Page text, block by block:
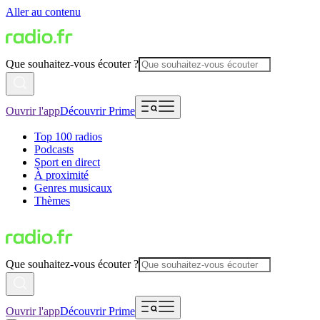
Aller au contenu
Que souhaitez-vous écouter ?
Ouvrir l'appDécouvrir Prime
Top 100 radios
Podcasts
Sport en direct
À proximité
Genres musicaux
Thèmes
Que souhaitez-vous écouter ?
Ouvrir l'appDécouvrir Prime